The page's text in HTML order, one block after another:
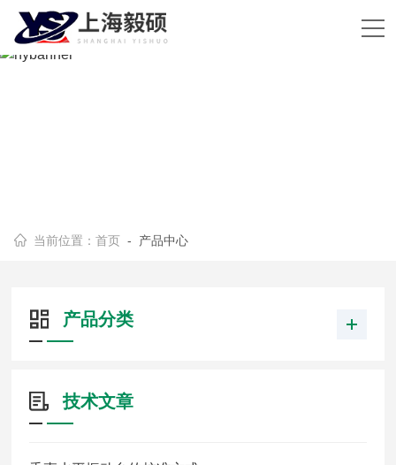
当前位置：首页 - 产品中心
产品分类
技术文章